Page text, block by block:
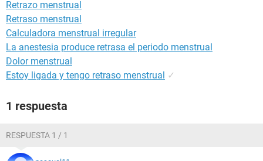
Retrazo menstrual
Retraso menstrual
Calculadora menstrual irregular
La anestesia produce retrasa el periodo menstrual
Dolor menstrual
Estoy ligada y tengo retraso menstrual ✓
1 respuesta
RESPUESTA 1 / 1